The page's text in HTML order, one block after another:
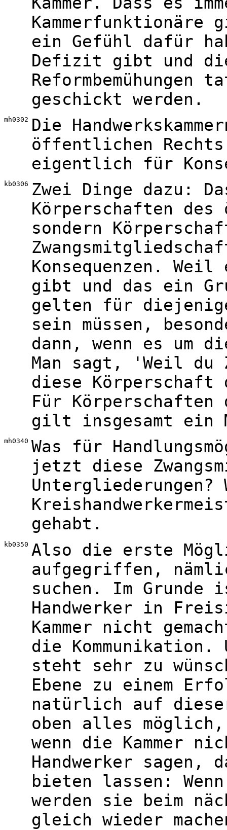
ein Gefühl dafür
Defizit gibt und die
geschickt werden.
mh0302 Die
öffentlichen
eigentlich für
kb0306 Zwei Dinge dazu:
Körperschaften
sondern
Konsequenzen.
gibt und das ein
gelten für
sein müssen,
dann, wenn es um
Man sagt, 'Weil du
diese
Für
gilt insgesamt ein
mh0340 Was für
jetzt diese
gehabt.
kb0350 Also die erste
aufgegriffen,
suchen. Im
Handwerker in
Kammer nicht
die
steht sehr zu
Ebene zu einem
natürlich auf
oben alles
wenn die Kammer
Handwerker
bieten lassen:
werden sie beim
gleich wieder